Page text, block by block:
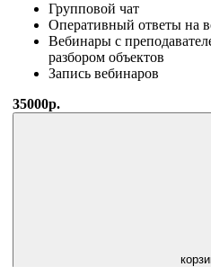
Групповой чат
Оперативный ответы на
Вебинары с
разбором объектов
Запись вебинаров
35000р.